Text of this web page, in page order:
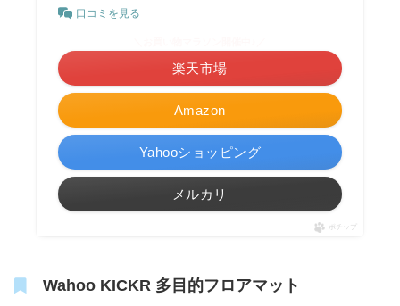
口コミを見る
Amazon
楽天市場
Yahooショッピング
メルカリ
ポチップ
Wahoo KICKR 多目的フロアマット